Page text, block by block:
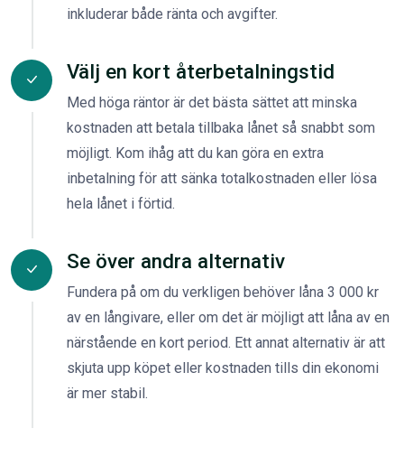
inkluderar både ränta och avgifter.
Välj en kort återbetalningstid
Med höga räntor är det bästa sättet att minska
kostnaden att betala tillbaka lånet så snabbt som
möjligt. Kom ihåg att du kan göra en extra
inbetalning för att sänka totalkostnaden eller lösa
hela lånet i förtid.
Se över andra alternativ
Fundera på om du verkligen behöver låna 3 000 kr
av en långivare, eller om det är möjligt att låna av en
närstående en kort period. Ett annat alternativ är att
skjuta upp köpet eller kostnaden tills din ekonomi
är mer stabil.